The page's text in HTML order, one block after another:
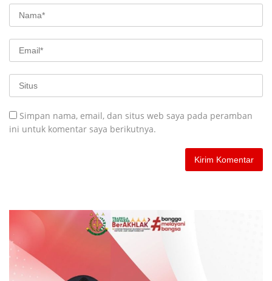
Simpan nama, email, dan situs web saya pada peramban
ini untuk komentar saya berikutnya.